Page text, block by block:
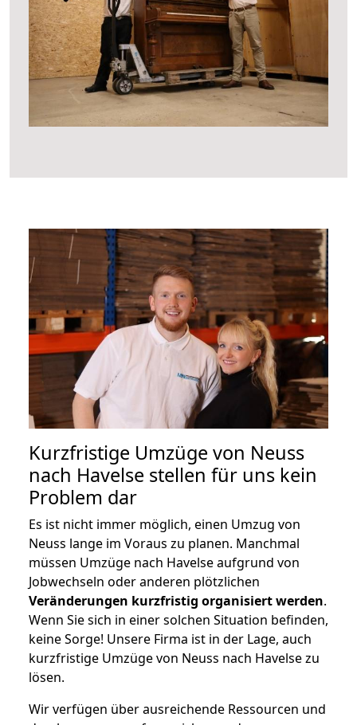
Kurzfristige Umzüge von Neuss
nach Havelse stellen für uns kein
Problem dar
Es ist nicht immer möglich, einen Umzug von
Neuss lange im Voraus zu planen. Manchmal
müssen Umzüge nach Havelse aufgrund von
Jobwechseln oder anderen plötzlichen
Veränderungen kurzfristig organisiert werden.
Wenn Sie sich in einer solchen Situation befinden,
keine Sorge! Unsere Firma ist in der Lage, auch
kurzfristige Umzüge von Neuss nach Havelse zu
lösen.
Wir verfügen über ausreichende Ressourcen und